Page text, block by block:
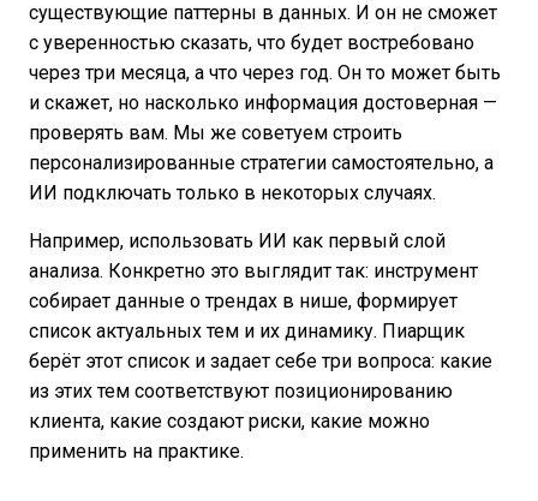
существующие паттерны в данных. И он не сможет
с уверенностью сказать, что будет востребовано
через три месяца, а что через год. Он то может быть
и скажет, но насколько информация достоверная —
проверять вам. Мы же советуем строить
персонализированные стратегии самостоятельно, а
ИИ подключать только в некоторых случаях.
Например, использовать ИИ как первый слой
анализа. Конкретно это выглядит так: инструмент
собирает данные о трендах в нише, формирует
список актуальных тем и их динамику. Пиарщик
берёт этот список и задает себе три вопроса: какие
из этих тем соответствуют позиционированию
клиента, какие создают риски, какие можно
применить на практике.